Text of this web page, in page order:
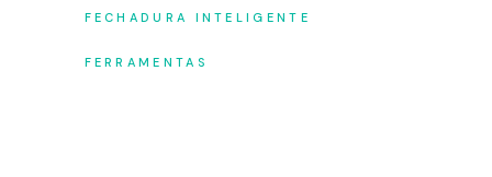
FECHADURA INTELIGENTE
FERRAMENTAS